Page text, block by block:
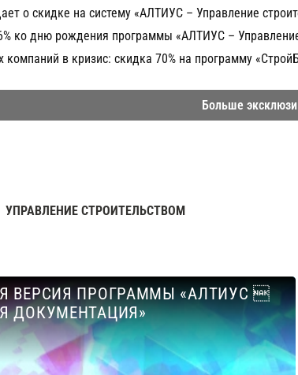
о скидке на систему «АЛТИУС – Управление
ко дню рождения программы «АЛТИУС – Управление
компаний в кризис: скидка 70% на программу
Больше
УПРАВЛЕНИЕ СТРОИТЕЛЬСТВОМ
ВЕРСИЯ ПРОГРАММЫ «АЛТИУС 
ДОКУМЕНТАЦИЯ»